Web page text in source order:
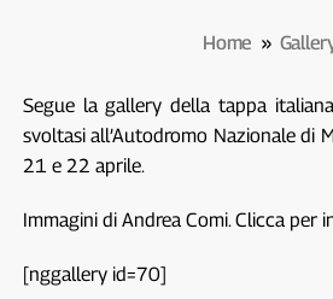
Home »
Segue la gallery della tappa
svoltasi all’Autodromo Nazionale di
21 e 22 aprile.
Immagini di Andrea Comi. Clicca per
[nggallery id=70]